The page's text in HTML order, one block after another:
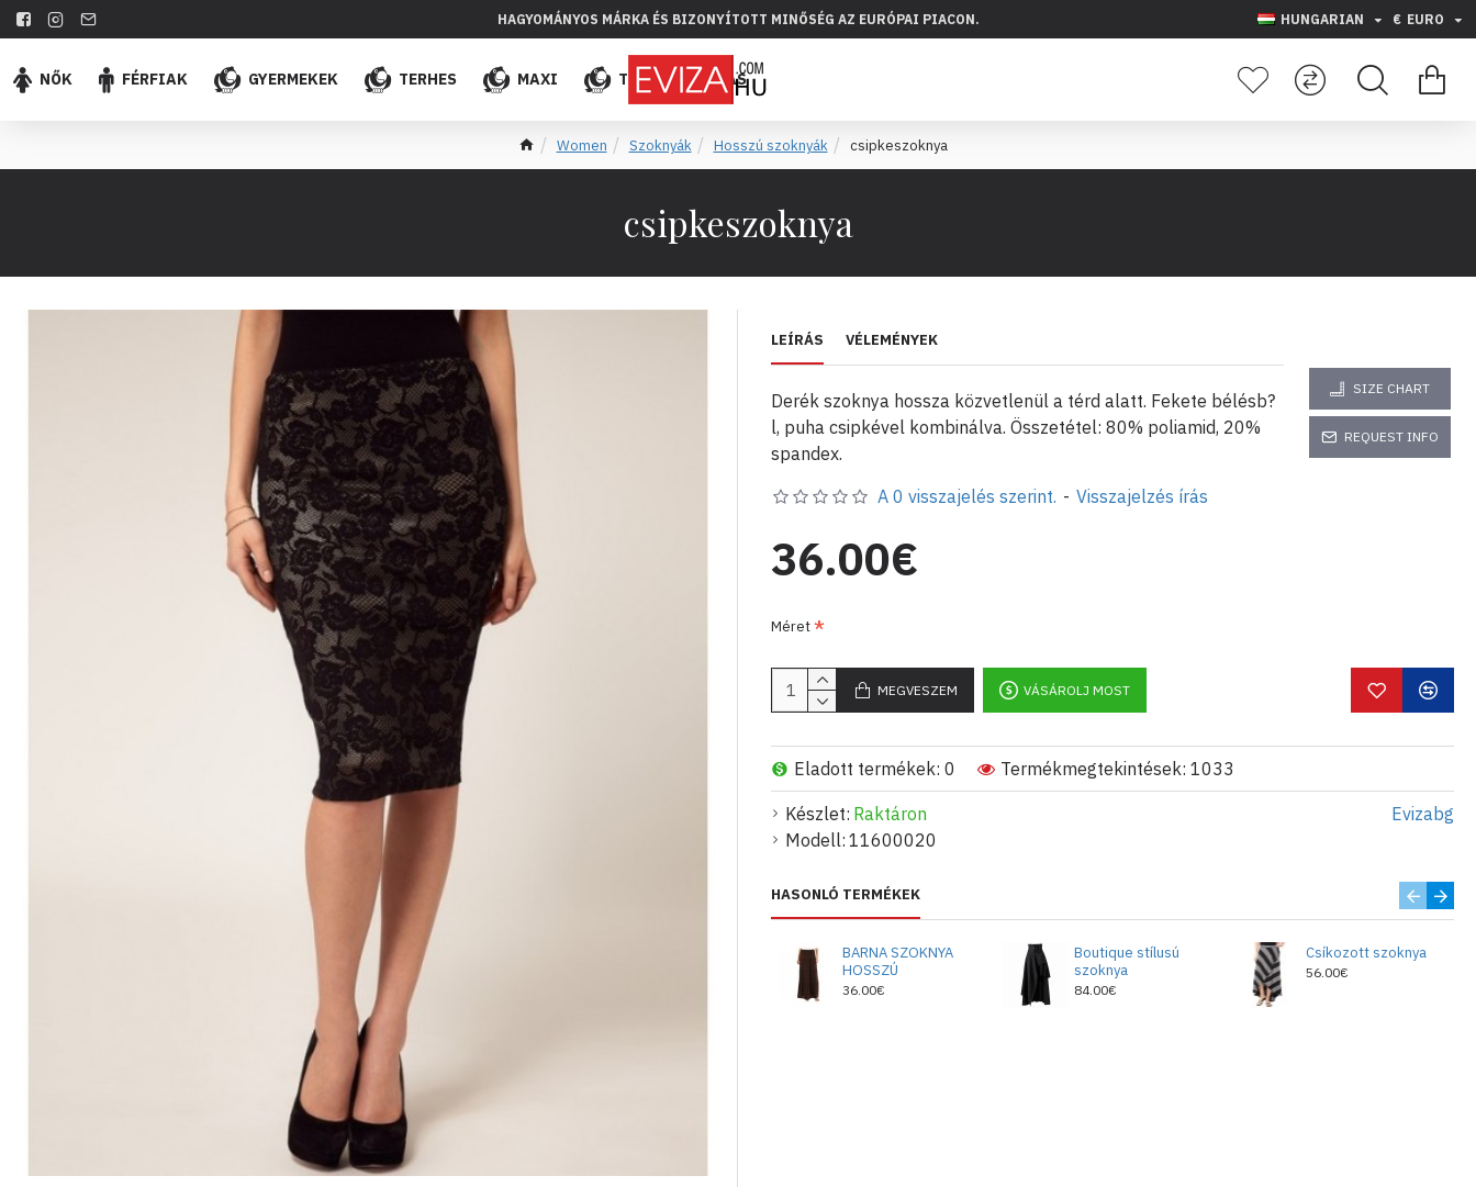
HAGYOMÁNYOS MÁRKA ÉS BIZONYÍTOTT MINŐSÉG AZ EURÓPAI PIACON. HUNGARIAN € EURO
NŐK FÉRFIAK GYERMEKEK TERHES MAXI TÖBB ELADÁS
Women Szoknyák Hosszú szoknyák csipkeszoknya
csipkeszoknya
LEÍRÁS VÉLEMÉNYEK
Derék szoknya hossza közvetlenül a térd alatt. Fekete bélésb?
l, puha csipkével kombinálva. Összetétel: 80% poliamid, 20%
spandex.
SIZE CHART
REQUEST INFO
Készlet: Raktáron
Modell: 11600020
Evizabg
Eladott termékek: 0 Termékmegtekintések: 1033
A 0 visszajelés szerint. - Visszajelzés írás
36.00€
Méret
MEGVESZEM VÁSÁROLJ MOST
HASONLÓ TERMÉKEK
BARNA SZOKNYA
HOSSZÚ
36.00€
Boutique stílusú
szoknya
84.00€
Csíkozott szoknya
56.00€